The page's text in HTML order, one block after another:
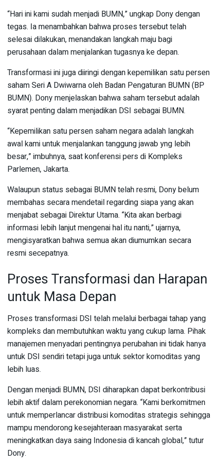
“Hari ini kami sudah menjadi BUMN,” ungkap Dony dengan
tegas. Ia menambahkan bahwa proses tersebut telah
selesai dilakukan, menandakan langkah maju bagi
perusahaan dalam menjalankan tugasnya ke depan.
Transformasi ini juga diiringi dengan kepemilikan satu persen
saham Seri A Dwiwarna oleh Badan Pengaturan BUMN (BP
BUMN). Dony menjelaskan bahwa saham tersebut adalah
syarat penting dalam menjadikan DSI sebagai BUMN.
“Kepemilikan satu persen saham negara adalah langkah
awal kami untuk menjalankan tanggung jawab yng lebih
besar,” imbuhnya, saat konferensi pers di Kompleks
Parlemen, Jakarta.
Walaupun status sebagai BUMN telah resmi, Dony belum
membahas secara mendetail regarding siapa yang akan
menjabat sebagai Direktur Utama. “Kita akan berbagi
informasi lebih lanjut mengenai hal itu nanti,” ujarnya,
mengisyaratkan bahwa semua akan diumumkan secara
resmi secepatnya.
Proses Transformasi dan Harapan
untuk Masa Depan
Proses transformasi DSI telah melalui berbagai tahap yang
kompleks dan membutuhkan waktu yang cukup lama. Pihak
manajemen menyadari pentingnya perubahan ini tidak hanya
untuk DSI sendiri tetapi juga untuk sektor komoditas yang
lebih luas.
Dengan menjadi BUMN, DSI diharapkan dapat berkontribusi
lebih aktif dalam perekonomian negara. “Kami berkomitmen
untuk memperlancar distribusi komoditas strategis sehingga
mampu mendorong kesejahteraan masyarakat serta
meningkatkan daya saing Indonesia di kancah global,” tutur
Dony.